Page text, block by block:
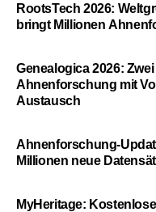
RootsTech 2026:
bringt Millionen
Genealogica 2026:
Ahnenforschung mit
Austausch
Ahnenforschung-
Millionen neue
MyHeritage: